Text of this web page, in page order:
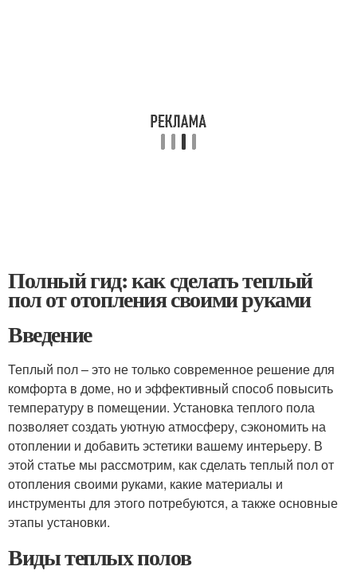
Полный гид: как сделать теплый
пол от отопления своими руками
Введение
Теплый пол – это не только современное решение для
комфорта в доме, но и эффективный способ повысить
температуру в помещении. Установка теплого пола
позволяет создать уютную атмосферу, сэкономить на
отоплении и добавить эстетики вашему интерьеру. В
этой статье мы рассмотрим, как сделать теплый пол от
отопления своими руками, какие материалы и
инструменты для этого потребуются, а также основные
этапы установки.
Виды теплых полов